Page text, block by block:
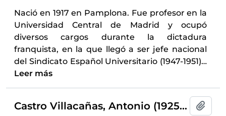
Nació en 1917 en Pamplona. Fue profesor en la
Universidad Central de Madrid y ocupó
diversos cargos durante la dictadura
franquista, en la que llegó a ser jefe nacional
del Sindicato Español Universitario (1947-1951)…
Leer más
Castro Villacañas, Antonio (1925-2016)